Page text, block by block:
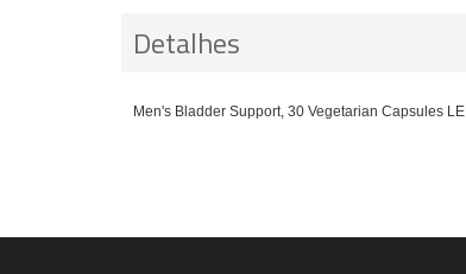
Detalhes
Men's Bladder Support, 30 Vegetarian Capsules LE